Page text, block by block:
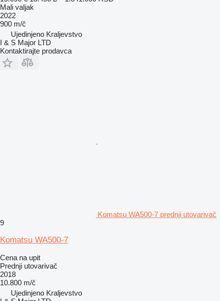
Mali valjak
2022
900 m/č
Ujedinjeno Kraljevstvo
I & S Major LTD
Kontaktirajte prodavca
Komatsu WA500-7 prednji utovarivač
9
Komatsu WA500-7
Cena na upit
Prednji utovarivač
2018
10.800 m/č
Ujedinjeno Kraljevstvo